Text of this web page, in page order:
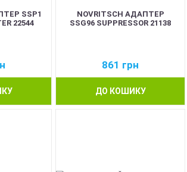
SSP1
22544
NOVRITSCH АДАПТЕР
SSG96 SUPPRESSOR 21138
861 грн
ДО КОШИКУ